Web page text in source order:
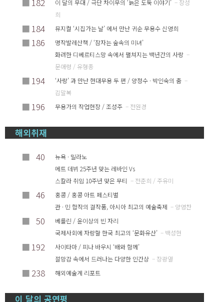
이 달의 무대 / 극단 차이무의 ‘늙은 도둑 이야기’ – 장성
희
■ 184 뮤지컬 ‘시집가는 날’ 에서 만난 귀순 무용수 신영희
■ 186
명작발레산책 / ‘잠자는 숲속의 미녀’
화려한 디베르티스망 속에서 펼쳐지는 백년간의 사랑 –
문애령 / 유형종
■ 194 ‘사랑’ 과 만난 현대무용 두 편 / 양정수 · 박인숙의 춤 –
김말복
■ 196 무용가의 작업현장 / 조성주 – 전원경
해외취재
■ 40
뉴욕 · 밀라노
메트 데뷔 25주년 맞는 레바인 Vs
스칼라 취임 10주년 맞은 무티 – 전춘희 / 주유미
■ 46
홍콩 / 홍콩 아트 페스티벌
관 · 민 합작의 걸작품, 아시아 최고의 예술축제 – 양영찬
■ 50
베를린 / 윤이상의 빈 자리
국제사회에 자랑할 한국 최고의 ‘문화유산’ – 백성현
■ 192
사이타마 / 피나 바우시 ‘배와 함께’
절망감 속에서 드러나는 다양한 인간상 – 장광열
■ 238 해외예술계 리포트
이 달의 공연평